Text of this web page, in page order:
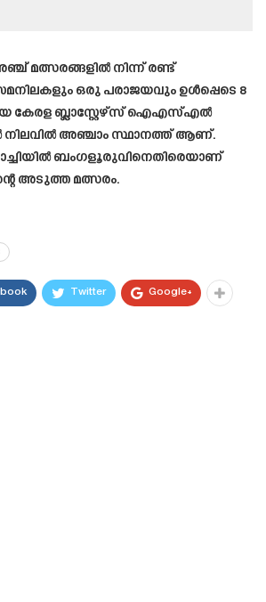
മത്സരങ്ങളിൽ നിന്ന് രണ്ട്
ഒരു പരാജയവും ഉൾപ്പെടെ 8
കേരള ബ്ലാസ്റ്റേഴ്സ് ഐഎസ്എൽ
നിലവിൽ അഞ്ചാം സ്ഥാനത്ത് ആണ്.
ബംഗളൂരുവിനെതിരെയാണ്
അടുത്ത മത്സരം.
Twitter Google+